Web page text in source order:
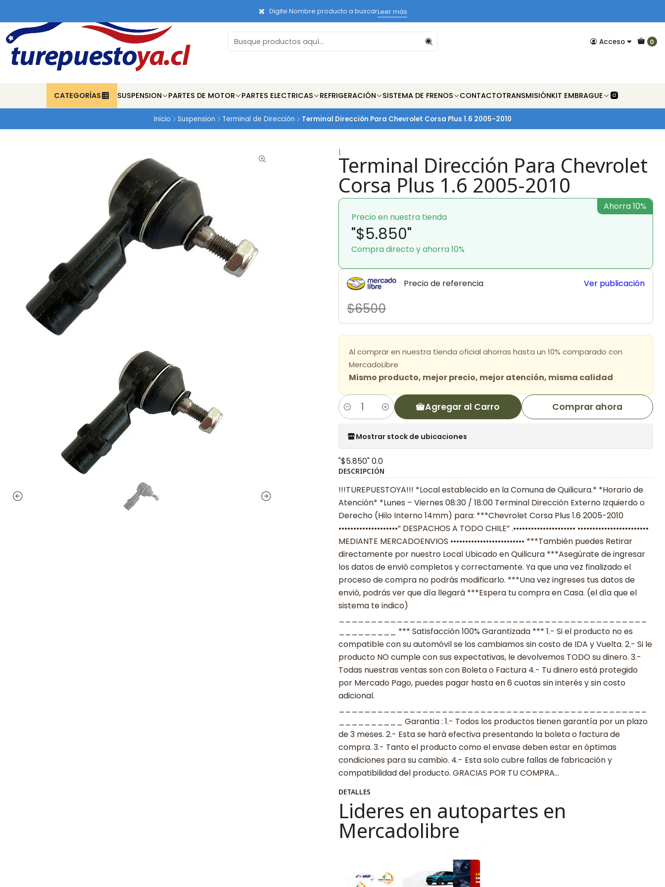
Acceso 0
CATEGORÍAS SUSPENSION PARTES DE MOTOR PARTES ELECTRICAS REFRIGERACIÓN SISTEMA DE FRENOS CONTACTOTRANSMISIÓNKIT EMBRAGUE
Digite Nombre producto a buscarLeer más
Inicio Suspension Terminal de Dirección Terminal Dirección Para Chevrolet Corsa Plus 1.6 2005-2010
|Terminal Dirección Para Chevrolet
Corsa Plus 1.6 2005-2010
Precio en nuestra tienda
"$5.850"
Compra directo y ahorra 10%
Ahorra 10%
Precio de referencia
$6500
Ver publicación
Al comprar en nuestra tienda oficial ahorras hasta un 10% comparado con
MercadoLibre
Mismo producto, mejor precio, mejor atención, misma calidad
Cantidad Agregar al Carro Comprar ahora
Mostrar stock de ubicaciones
"$5.850"0.0
DESCRIPCIÓN
!!!TUREPUESTOYA!!! *Local establecido en la Comuna de Quilicura.* *Horario de
Atención* *Lunes – Viernes 08:30 / 18:00 Terminal Dirección Externo Izquierdo o
Derecho (Hilo Interno 14mm) para: ***Chevrolet Corsa Plus 1.6 2005-2010
••••••••••••••••••••” DESPACHOS A TODO CHILE” .••••••••••••••••••••• ••••••••••••••••••••••••
MEDIANTE MERCADOENVIOS ••••••••••••••••••••••••• ***También puedes Retirar
directamente por nuestro Local Ubicado en Quilicura ***Asegúrate de ingresar
los datos de envió completos y correctamente. Ya que una vez finalizado el
proceso de compra no podrás modificarlo. ***Una vez ingreses tus datos de
envió, podrás ver que día llegará ***Espera tu compra en Casa. (el día que el
sistema te indico)
_________ *** Satisfacción 100% Garantizada *** 1.- Si el producto no es
compatible con su automóvil se los cambiamos sin costo de IDA y Vuelta. 2.- Si le
producto NO cumple con sus expectativas, le devolvemos TODO su dinero. 3.-
Todas nuestras ventas son con Boleta o Factura 4.- Tu dinero está protegido
por Mercado Pago, puedes pagar hasta en 6 cuotas sin interés y sin costo
adicional.
__________ Garantia : 1.- Todos los productos tienen garantía por un plazo
de 3 meses. 2.- Esta se hará efectiva presentando la boleta o factura de
compra. 3.- Tanto el producto como el envase deben estar en óptimas
condiciones para su cambio. 4.- Esta solo cubre fallas de fabricación y
compatibilidad del producto. GRACIAS POR TU COMPRA…
DETALLES
Lideres en autopartes en
Mercadolibre